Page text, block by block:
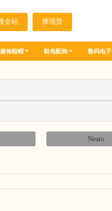
服饰鞋帽 鞋包配饰 数码电子
Neato